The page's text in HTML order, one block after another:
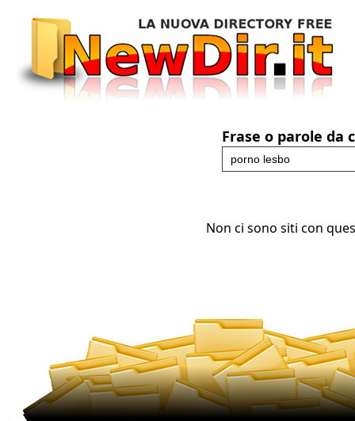
Frase o parole da
Non ci sono siti con